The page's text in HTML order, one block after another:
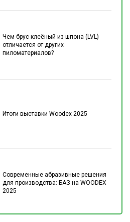
Чем брус клеёный из шпона (LVL)
отличается от других
пиломатериалов?
Итоги выставки Woodex 2025
Современные абразивные решения
для производства: БАЗ на WOODEX
2025